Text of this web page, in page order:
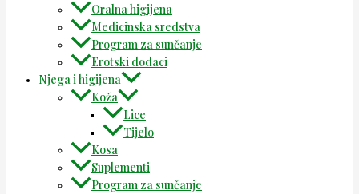
Oralna higijena
Medicinska sredstva
Program za sunčanje
Erotski dodaci
Njega i higijena
Koža
Lice
Tijelo
Kosa
Suplementi
Program za sunčanje